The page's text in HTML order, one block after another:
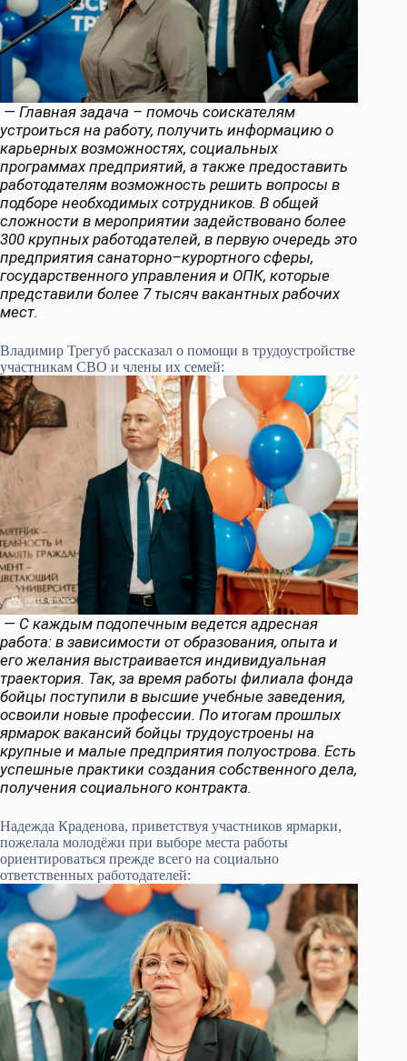
— Главная задача – помочь соискателям
устроиться на работу, получить информацию о
карьерных возможностях, социальных
программах предприятий, а также предоставить
работодателям возможность решить вопросы в
подборе необходимых сотрудников. В общей
сложности в мероприятии задействовано более
300 крупных работодателей, в первую очередь это
предприятия санаторно–курортного сферы,
государственного управления и ОПК, которые
представили более 7 тысяч вакантных рабочих
мест.
Владимир Трегуб рассказал о помощи в трудоустройстве
участникам СВО и члены их семей:
— С каждым подопечным ведется адресная
работа: в зависимости от образования, опыта и
его желания выстраивается индивидуальная
траектория. Так, за время работы филиала фонда
бойцы поступили в высшие учебные заведения,
освоили новые профессии. По итогам прошлых
ярмарок вакансий бойцы трудоустроены на
крупные и малые предприятия полуострова. Есть
успешные практики создания собственного дела,
получения социального контракта.
Надежда Краденова, приветствуя участников ярмарки,
пожелала молодёжи при выборе места работы
ориентироваться прежде всего на социально
ответственных работодателей: